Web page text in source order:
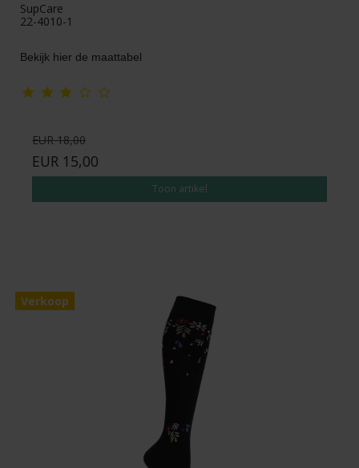
SupCare
22-4010-1
Bekijk hier de maattabel
EUR 18,00
EUR 15,00
Toon artikel
Verkoop